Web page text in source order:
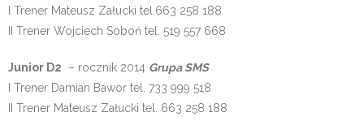
I Trener Mateusz Załucki tel.663 258 188
II Trener Wojciech Soboń tel. 519 557 668
Junior D2 – rocznik 2014 Grupa SMS
I Trener Damian Bawor tel. 733 999 518
II Trener Mateusz Załucki tel. 663 258 188